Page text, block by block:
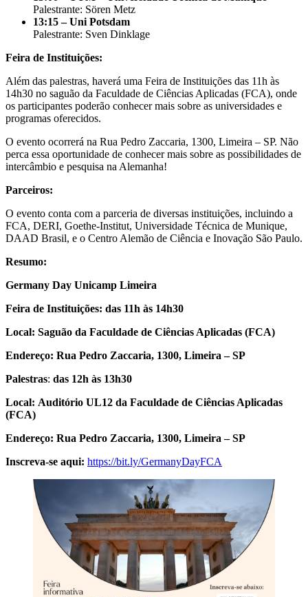
Palestrante: Sören Metz
13:15 – Uni Potsdam
Palestrante: Sven Dinklage
Feira de Instituições:
Além das palestras, haverá uma Feira de Instituições das 11h às
14h30 no saguão da Faculdade de Ciências Aplicadas (FCA), onde
os participantes poderão conhecer mais sobre as universidades e
programas oferecidos.
O evento ocorrerá na Rua Pedro Zaccaria, 1300, Limeira – SP. Não
perca essa oportunidade de conhecer mais sobre as possibilidades de
intercâmbio e pesquisa na Alemanha!
Parceiros:
O evento conta com a parceria de diversas instituições, incluindo a
FCA, DERI, Goethe-Institut, Universidade Técnica de Munique,
DAAD Brasil, e o Centro Alemão de Ciência e Inovação São Paulo.
Resumo:
Germany Day Unicamp Limeira
Feira de Instituições: das 11h às 14h30
Local: Saguão da Faculdade de Ciências Aplicadas (FCA)
Endereço: Rua Pedro Zaccaria, 1300, Limeira – SP
Palestras: das 12h às 13h30
Local: Auditório UL12 da Faculdade de Ciências Aplicadas
(FCA)
Endereço: Rua Pedro Zaccaria, 1300, Limeira – SP
Inscreva-se aqui: https://bit.ly/GermanyDayFCA